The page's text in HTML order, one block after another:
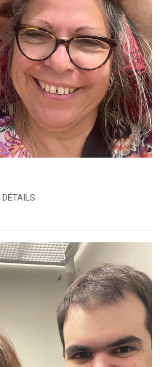
DÉTAILS